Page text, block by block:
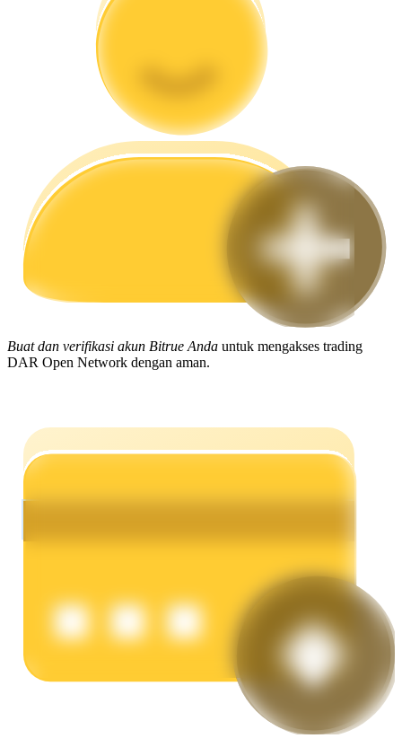
Strategi perdagangan
Pelajari cara untuk tetap menghasilkan keuntungan
Menghasilkan
Buat dan verifikasi akun Bitrue Anda untuk mengakses trading
DAR Open Network dengan aman.